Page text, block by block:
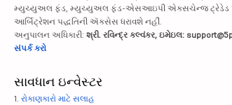
મ્યુચ્યુઅલ ફંડ, મ્યુચ્યુઅલ ફંડ-એસઆઇપી એક્સચેન્જ ટ્રેડેડ પ્રૉડક્ટ
આર્બિટ્રેશન પદ્ધતિની ઍક્સેસ ધરાવશે નહીં.
અનુપાલન અધિકારી: શ્રી. રવિન્દ્ર કલ્વંકર, ઇમેઇલ:
સંપર્ક કરો
સાવધાન ઇન્વેસ્ટર
1. રોકાણકારો માટે સલાહ